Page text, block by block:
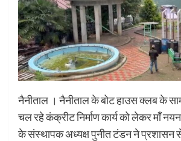
नैनीताल । नैनीताल के बोट हाउस क्लब के
चल रहे कंक्रीट निर्माण कार्य को लेकर माँ
के संस्थापक अध्यक्ष पुनीत टंडन ने प्रशासन